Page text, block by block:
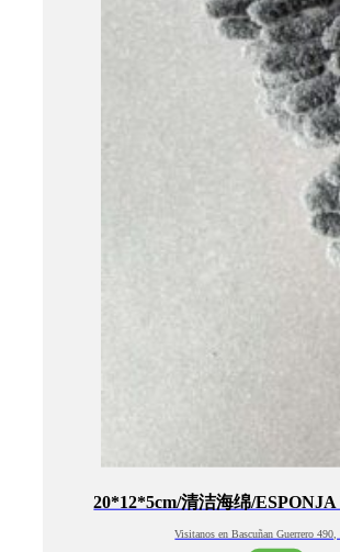
20*12*5cm/清洁海绵/
Visitanos en Bascuñan Guerrero 490,